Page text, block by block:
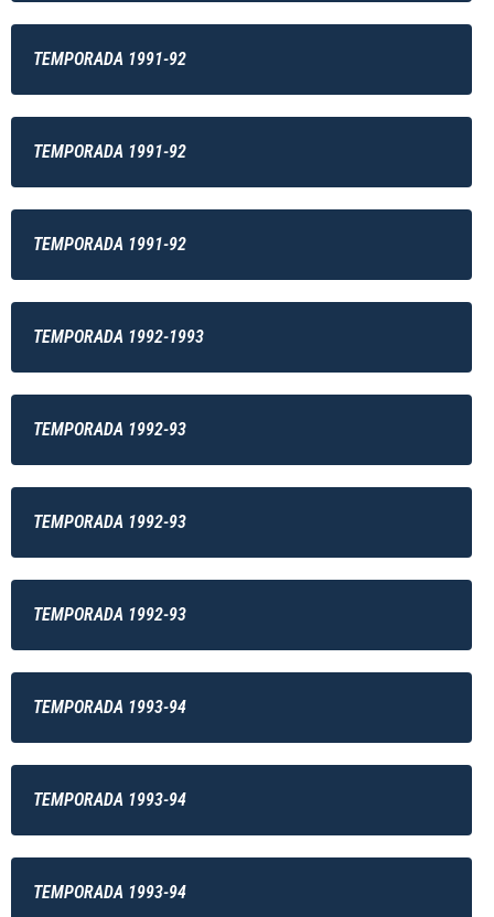
TEMPORADA 1991-92
TEMPORADA 1991-92
TEMPORADA 1991-92
TEMPORADA 1992-1993
TEMPORADA 1992-93
TEMPORADA 1992-93
TEMPORADA 1992-93
TEMPORADA 1993-94
TEMPORADA 1993-94
TEMPORADA 1993-94